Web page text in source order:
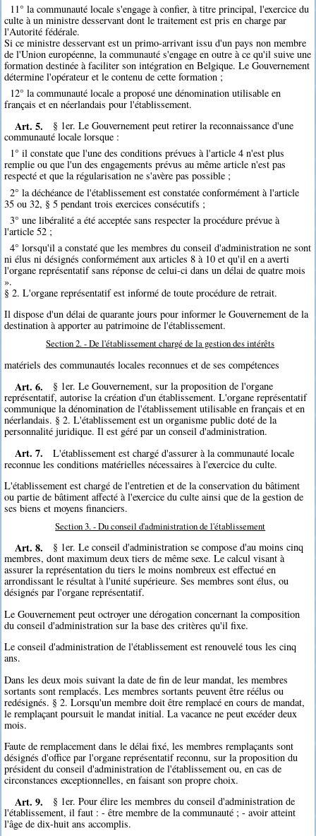
11° la communauté locale s'engage à confier, à titre principal, l'exercice du
culte à un ministre desservant dont le traitement est pris en charge par
l'Autorité fédérale.
Si ce ministre desservant est un primo-arrivant issu d'un pays non membre
de l'Union européenne, la communauté s'engage en outre à ce qu'il suive une
formation destinée à faciliter son intégration en Belgique. Le Gouvernement
détermine l'opérateur et le contenu de cette formation ;
12° la communauté locale a proposé une dénomination utilisable en
français et en néerlandais pour l'établissement.
Art. 5.
§ 1er. Le Gouvernement peut retirer la reconnaissance d'une
communauté locale lorsque :
1° il constate que l'une des conditions prévues à l'article 4 n'est plus
remplie ou que l'un des engagements prévus au même article n'est pas
respecté et que la régularisation ne s'avère pas possible ;
2° la déchéance de l'établissement est constatée conformément à l'article
35 ou 32, § 5 pendant trois exercices consécutifs ;
3° une libéralité a été acceptée sans respecter la procédure prévue à
l'article 52 ;
4° lorsqu'il a constaté que les membres du conseil d'administration ne sont
ni élus ni désignés conformément aux articles 8 à 10 et qu'il en a averti
l'organe représentatif sans réponse de celui-ci dans un délai de quatre mois
».
§ 2. L'organe représentatif est informé de toute procédure de retrait.
Il dispose d'un délai de quarante jours pour informer le Gouvernement de la
destination à apporter au patrimoine de l'établissement.
Section 2. - De l'établissement chargé de la gestion des intérêts
matériels des communautés locales reconnues et de ses compétences
Art. 6.
§ 1er. Le Gouvernement, sur la proposition de l'organe
représentatif, autorise la création d'un établissement. L'organe représentatif
communique la dénomination de l'établissement utilisable en français et en
néerlandais. § 2. L'établissement est un organisme public doté de la
personnalité juridique. Il est géré par un conseil d'administration.
Art. 7.
L'établissement est chargé d'assurer à la communauté locale
reconnue les conditions matérielles nécessaires à l'exercice du culte.
L'établissement est chargé de l'entretien et de la conservation du bâtiment
ou partie de bâtiment affecté à l'exercice du culte ainsi que de la gestion de
ses biens et moyens financiers.
Section 3. - Du conseil d'administration de l'établissement
Art. 8.
§ 1er. Le conseil d'administration se compose d'au moins cinq
membres, dont maximum deux tiers de même sexe. Le calcul visant à
assurer la représentation du tiers le moins nombreux est effectué en
arrondissant le résultat à l'unité supérieure. Ses membres sont élus, ou
désignés par l'organe représentatif.
Le Gouvernement peut octroyer une dérogation concernant la composition
du conseil d'administration sur la base des critères qu'il fixe.
Le conseil d'administration de l'établissement est renouvelé tous les cinq
ans.
Dans les deux mois suivant la date de fin de leur mandat, les membres
sortants sont remplacés. Les membres sortants peuvent être réélus ou
redésignés. § 2. Lorsqu'un membre doit être remplacé en cours de mandat,
le remplaçant poursuit le mandat initial. La vacance ne peut excéder deux
mois.
Faute de remplacement dans le délai fixé, les membres remplaçants sont
désignés d'office par l'organe représentatif reconnu, sur la proposition du
président du conseil d'administration de l'établissement ou, en cas de
circonstances exceptionnelles, en faisant son propre choix.
Art. 9.
§ 1er. Pour élire les membres du conseil d'administration de
l'établissement, il faut : - être membre de la communauté ; - avoir atteint
l'âge de dix-huit ans accomplis.